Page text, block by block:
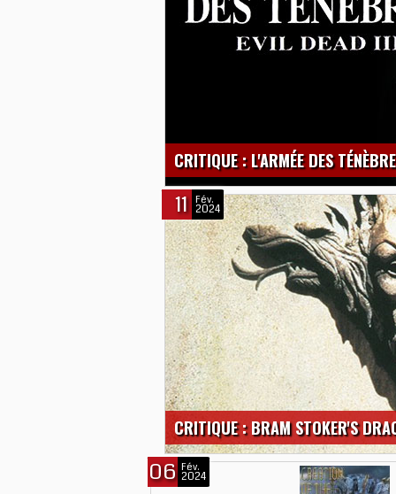
CRITIQUE : L'ARMÉE DES
CRITIQUE : BRAM STOKER'S
11 Fév.
2024
06 Fév.
2024